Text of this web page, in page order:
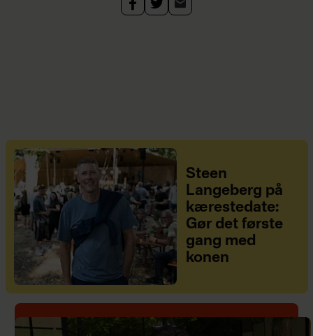
Steen
Langeberg på
kærestedate:
Gør det første
gang med
konen